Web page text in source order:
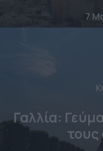
7
Γαλλία:
τους